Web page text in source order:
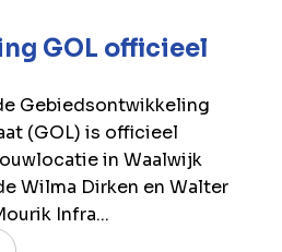
GOL officieel
Gebiedsontwikkeling
(GOL) is officieel
in Waalwijk
Wilma Dirken en Walter
Infra...